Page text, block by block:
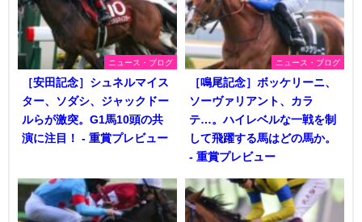
ニュース・ブログ
［安田記念］シュネルマイス
ター、ソダシ、ジャックドー
ルらが激突。G1馬10頭の共
演に注目！ - 重賞プレビュー
ニュース・ブログ
［鳴尾記念］ボッケリーニ、
ソーヴァリアント、カラ
テ…。ハイレベルな一戦を制
して飛躍する馬はどの馬か。
- 重賞プレビュー